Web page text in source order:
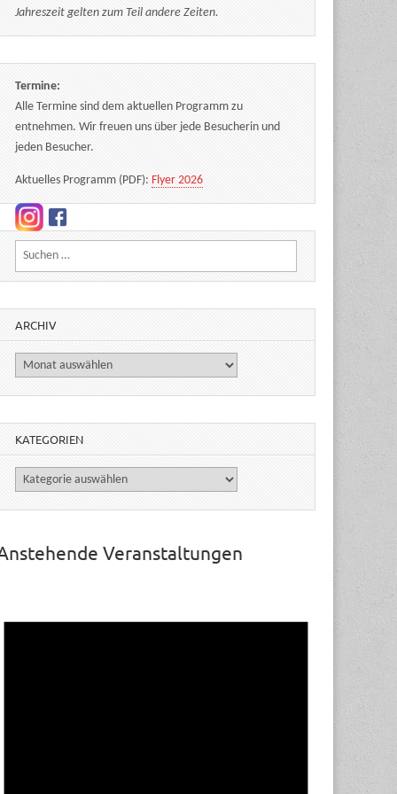
Jahreszeit gelten zum Teil andere Zeiten.
Termine:
Alle Termine sind dem aktuellen Programm zu
entnehmen. Wir freuen uns über jede Besucherin und
jeden Besucher.
Aktuelles Programm (PDF):Flyer 2026
Suchen nach:
ARCHIV
KATEGORIEN
Veranstaltungen